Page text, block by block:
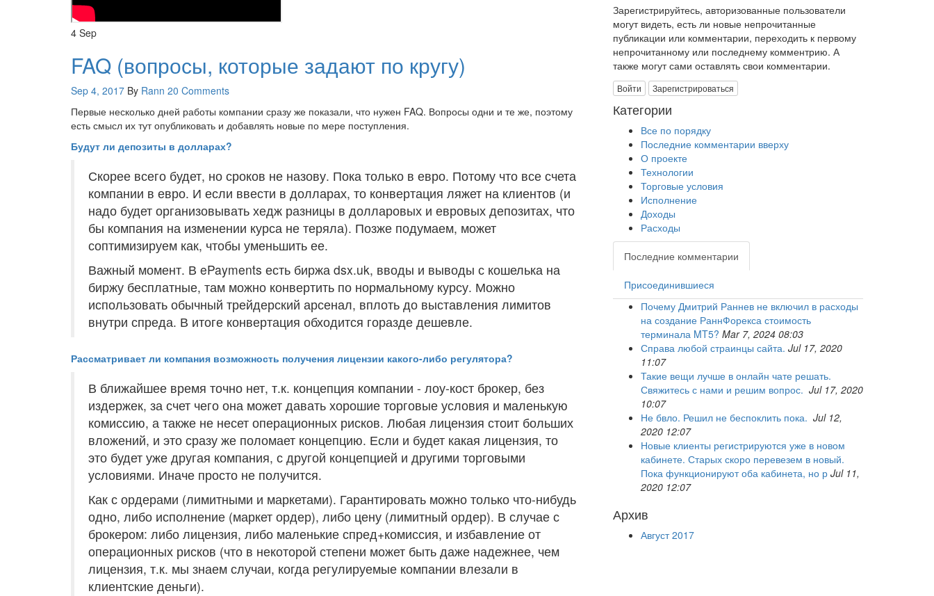
4 Sep
FAQ (вопросы, которые задают по кругу)
Sep 4, 2017 By Rann 20 Comments
Первые несколько дней работы компании сразу же показали, что нужен FAQ. Вопросы одни и те же, поэтому
есть смысл их тут опубликовать и добавлять новые по мере поступления.
Будут ли депозиты в долларах?
Скорее всего будет, но сроков не назову. Пока только в евро. Потому что все счета
компании в евро. И если ввести в долларах, то конвертация ляжет на клиентов (и
надо будет организовывать хедж разницы в долларовых и евровых депозитах, что
бы компания на изменении курса не теряла). Позже подумаем, может
соптимизируем как, чтобы уменьшить ее.
Важный момент. В ePayments есть биржа dsx.uk, вводы и выводы с кошелька на
биржу бесплатные, там можно конвертить по нормальному курсу. Можно
использовать обычный трейдерский арсенал, вплоть до выставления лимитов
внутри спреда. В итоге конвертация обходится горазде дешевле.
Рассматривает ли компания возможность получения лицензии какого-либо регулятора?
В ближайшее время точно нет, т.к. концепция компании - лоу-кост брокер, без
издержек, за счет чего она может давать хорошие торговые условия и маленькую
комиссию, а также не несет операционных рисков. Любая лицензия стоит больших
вложений, и это сразу же поломает концепцию. Если и будет какая лицензия, то
это будет уже другая компания, с другой концепцией и другими торговыми
условиями. Иначе просто не получится.
Как с ордерами (лимитными и маркетами). Гарантировать можно только что-нибудь
одно, либо исполнение (маркет ордер), либо цену (лимитный ордер). В случае с
брокером: либо лицензия, либо маленькие спред+комиссия, и избавление от
операционных рисков (что в некоторой степени может быть даже надежнее, чем
лицензия, т.к. мы знаем случаи, когда регулируемые компании влезали в
клиентские деньги).
Зарегистрируйтесь, авторизованные пользователи
могут видеть, есть ли новые непрочитанные
публикации или комментарии, переходить к первому
непрочитанному или последнему комментрию. А
также могут сами оставлять свои комментарии.
Войти Зарегистрироваться
Категории
Все по порядку
Последние комментарии вверху
О проекте
Технологии
Торговые условия
Исполнение
Доходы
Расходы
Последние комментарии
Присоединившиеся
Почему Дмитрий Раннев не включил в расходы
на создание РаннФорекса стоимость
терминала MT5? Mar 7, 2024 08:03
Справа любой страинцы сайта. Jul 17, 2020
11:07
Такие вещи лучше в онлайн чате решать.
Свяжитесь с нами и решим вопрос. Jul 17, 2020
10:07
Не бвло. Решил не беспоклить пока. Jul 12,
2020 12:07
Новые клиенты регистрируются уже в новом
кабинете. Старых скоро перевезем в новый.
Пока функционируют оба кабинета, но р Jul 11,
2020 12:07
Архив
Август 2017